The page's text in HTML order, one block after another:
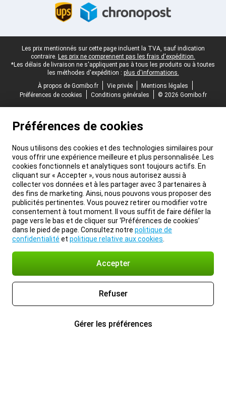
Pied-de-page légal
Les prix mentionnés sur cette page incluent la TVA, sauf indication
contraire. Les prix ne comprennent pas les frais d'expédition.
*Les délais de livraison ne s'appliquent pas à tous les produits ou à toutes
les méthodes d'expédition : plus d'informations.
À propos de Gomibo.fr
Vie privée
Mentions légales
Préférences de cookies
Conditions générales © 2026 Gomibo.fr
Préférences de cookies
Nous utilisons des cookies et des technologies similaires pour
vous offrir une expérience meilleure et plus personnalisée. Les
cookies fonctionnels et analytiques sont toujours actifs. En
cliquant sur « Accepter », vous nous autorisez aussi à
collecter vos données et à les partager avec 3 partenaires à
des fins de marketing. Ainsi, nous pouvons vous proposer des
publicités pertinentes. Vous pouvez retirer ou modifier votre
consentement à tout moment. Il vous suffit de faire défiler la
page vers le bas et de cliquer sur ‘Préférences de cookies’
dans le pied de page. Consultez notre politique de
confidentialité et politique relative aux cookies
Accepter
Refuser
Gérer les préférences